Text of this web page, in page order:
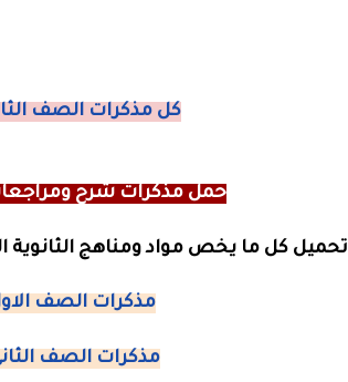
كل مذكرات الصف
حمل مذكرات شرح ومراجعات
تحميل كل ما يخص مواد ومناهج
مذكرات الصف
مذكرات الصف